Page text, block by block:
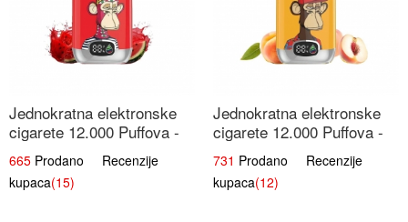
Jednokratna elektronske
cigarete 12.000 Puffova -
Lubenica Sladoled | Ljetna
Desertna Aroma
665 Prodano Recenzije
kupaca(15)
Jednokratna elektronske
cigarete 12.000 Puffova -
Breskva i Voćni Sok |
Osježavajuća Voćna
Mješavina
731 Prodano Recenzije
kupaca(12)